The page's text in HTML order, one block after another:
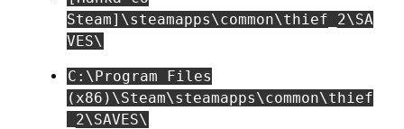
Steam]\steamapps\common\thief_2\SA
VES\
C:\Program Files
(x86)\Steam\steamapps\common\thief
_2\SAVES\